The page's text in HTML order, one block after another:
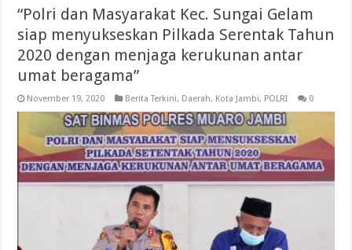
“Polri dan Masyarakat Kec. Sungai Gelam
siap menyukseskan Pilkada Serentak Tahun
2020 dengan menjaga kerukunan antar
umat beragama”
November 19, 2020 Berita Terkini, Daerah, Kota Jambi, POLRI 0